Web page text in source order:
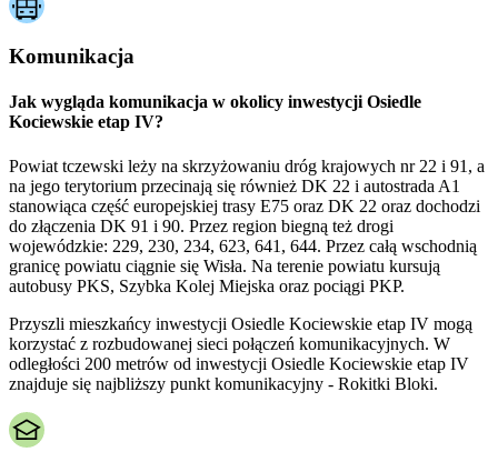
Komunikacja
Jak wygląda komunikacja w okolicy inwestycji Osiedle
Kociewskie etap IV?
Powiat tczewski leży na skrzyżowaniu dróg krajowych nr 22 i 91, a
na jego terytorium przecinają się również DK 22 i autostrada A1
stanowiąca część europejskiej trasy E75 oraz DK 22 oraz dochodzi
do złączenia DK 91 i 90. Przez region biegną też drogi
wojewódzkie: 229, 230, 234, 623, 641, 644. Przez całą wschodnią
granicę powiatu ciągnie się Wisła. Na terenie powiatu kursują
autobusy PKS, Szybka Kolej Miejska oraz pociągi PKP.
Przyszli mieszkańcy inwestycji Osiedle Kociewskie etap IV mogą
korzystać z rozbudowanej sieci połączeń komunikacyjnych. W
odległości 200 metrów od inwestycji Osiedle Kociewskie etap IV
znajduje się najbliższy punkt komunikacyjny - Rokitki Bloki.